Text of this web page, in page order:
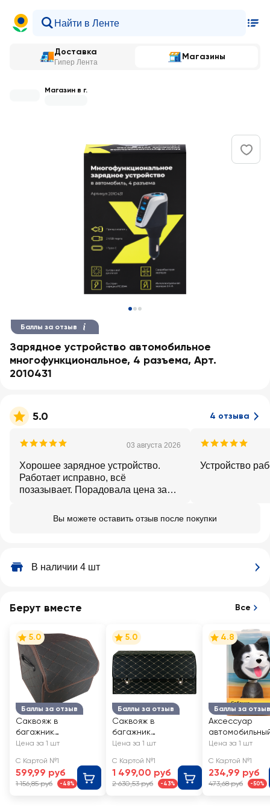
Доставка
Гипер Лента
Магазины
Магазин в г.
Баллы за отзыв
Зарядное устройство автомобильное
многофункциональное, 4 разъема, Арт.
2010431
5.0 4 отзыва
03 августа 2026
Хорошее зарядное устройство.
Работает исправно, всё
позазывает. Порадовала цена за
покупке
Устройство
Вы можете оставить отзыв после покупки
В наличии 4 шт
Берут вместе Все
Баллы за отзыв
5.0
Саквояж в
багажник
30х30х30см Арт.
Цена за 1 шт
С Картой №1
599,99 руб
1 156,85 руб -48%
Баллы за отзыв
5.0
Саквояж в
багажник
70x30x30см, Арт.
Цена за 1 шт
С Картой №1
1 499,00 руб
2 630,53 руб -43%
Баллы за отзыв
4.8
Аксессуар
приборную
кивающей
9x5см, Арт.
Цена за 1 шт
С Картой №1
234,99 руб
473,68 руб -50%